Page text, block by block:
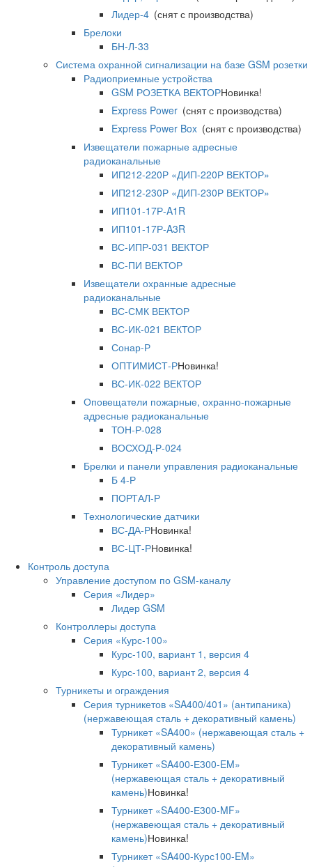
Лидер-4 (снят с производства)
Брелоки
БН-Л-33
Система охранной сигнализации на базе GSM розетки
Радиоприемные устройства
GSM РОЗЕТКА ВЕКТОРНовинка!
Express Power (снят с производства)
Express Power Box (снят с производства)
Извещатели пожарные адресные
радиоканальные
ИП212-220Р «ДИП-220Р ВЕКТОР»
ИП212-230Р «ДИП-230Р ВЕКТОР»
ИП101-17Р-A1R
ИП101-17Р-A3R
ВС-ИПР-031 ВЕКТОР
ВС-ПИ ВЕКТОР
Извещатели охранные адресные
радиоканальные
ВС-СМК ВЕКТОР
ВС-ИК-021 ВЕКТОР
Сонар-Р
ОПТИМИСТ-РНовинка!
ВС-ИК-022 ВЕКТОР
Оповещатели пожарные, охранно-пожарные
адресные радиоканальные
ТОН-Р-028
ВОСХОД-Р-024
Брелки и панели управления радиоканальные
Б 4-Р
ПОРТАЛ-Р
Технологические датчики
ВС-ДА-РНовинка!
ВС-ЦТ-РНовинка!
Контроль доступа
Управление доступом по GSM-каналу
Серия «Лидер»
Лидер GSM
Контроллеры доступа
Серия «Курс-100»
Курс-100, вариант 1, версия 4
Курс-100, вариант 2, версия 4
Турникеты и ограждения
Серия турникетов «SA400/401» (антипаника)
(нержавеющая сталь + декоративный камень)
Турникет «SA400» (нержавеющая сталь +
декоративный камень)
Турникет «SA400-Е300-EM»
(нержавеющая сталь + декоративный
камень)Новинка!
Турникет «SA400-Е300-MF»
(нержавеющая сталь + декоративный
камень)Новинка!
Турникет «SA400-Курс100-EM»